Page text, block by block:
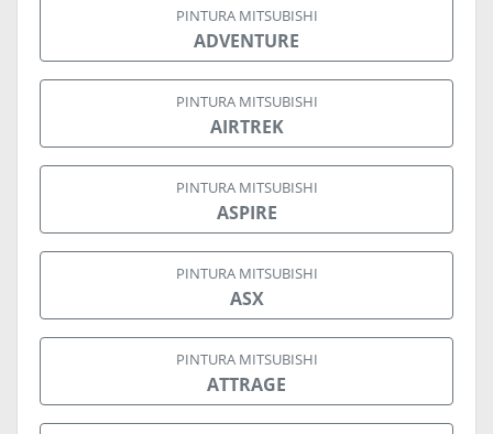
PINTURA MITSUBISHI
ADVENTURE
PINTURA MITSUBISHI
AIRTREK
PINTURA MITSUBISHI
ASPIRE
PINTURA MITSUBISHI
ASX
PINTURA MITSUBISHI
ATTRAGE